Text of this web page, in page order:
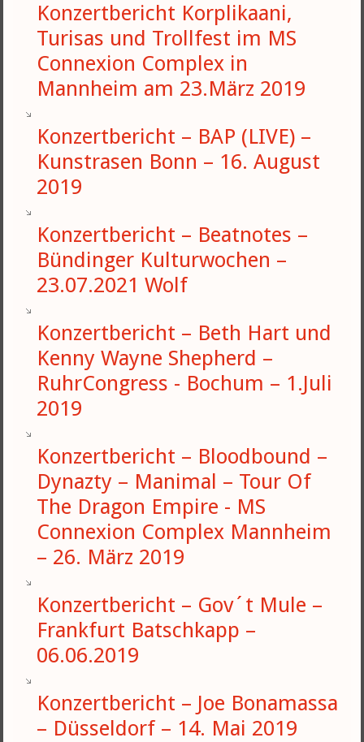
Konzertbericht Korplikaani,
Turisas und Trollfest im MS
Connexion Complex in
Mannheim am 23.März 2019
Konzertbericht – BAP (LIVE) –
Kunstrasen Bonn – 16. August
2019
Konzertbericht – Beatnotes –
Bündinger Kulturwochen –
23.07.2021 Wolf
Konzertbericht – Beth Hart und
Kenny Wayne Shepherd –
RuhrCongress - Bochum – 1.Juli
2019
Konzertbericht – Bloodbound –
Dynazty – Manimal – Tour Of
The Dragon Empire - MS
Connexion Complex Mannheim
– 26. März 2019
Konzertbericht – Gov´t Mule –
Frankfurt Batschkapp –
06.06.2019
Konzertbericht – Joe Bonamassa
– Düsseldorf – 14. Mai 2019